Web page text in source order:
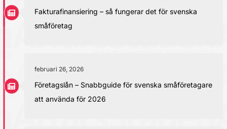
Fakturafinansiering – så fungerar det för svenska
småföretag
februari 26, 2026
Företagslån – Snabbguide för svenska småföretagare
att använda för 2026